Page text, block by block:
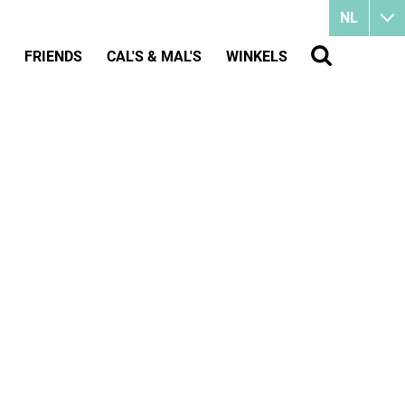
NL
FRIENDS CAL'S & MAL'S WINKELS